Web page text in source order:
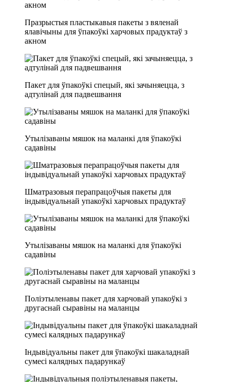
Празрыстыя пластыкавыя пакеты з вяленай
ялавічыны для ўпакоўкі харчовых прадуктаў з
акном
Пакет для ўпакоўкі спецый, які зачыняецца, з
адтулінай для падвешвання
Утылізаваны мяшок на маланкі для ўпакоўкі
садавіны
Шматразовыя перапрацоўчыя пакеты для
індывідуальнай упакоўкі харчовых прадуктаў
Утылізаваны мяшок на маланкі для ўпакоўкі
садавіны
Поліэтыленавы пакет для харчовай упакоўкі з
другаснай сыравіны на маланцы
Індывідуальны пакет для ўпакоўкі шакаладнай
сумесі калядных падарункаў